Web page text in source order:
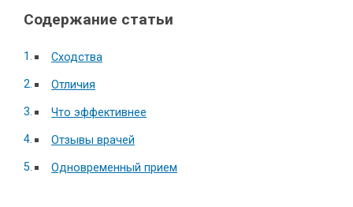
Содержание статьи
Сходства
Отличия
Что эффективнее
Отзывы врачей
Одновременный прием